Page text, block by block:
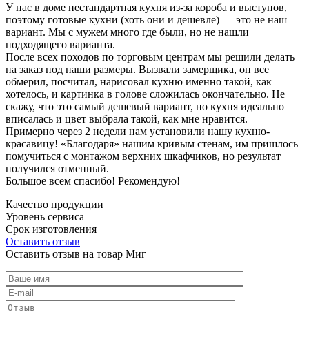
У нас в доме нестандартная кухня из-за короба и выступов,
поэтому готовые кухни (хоть они и дешевле) — это не наш
вариант. Мы с мужем много где были, но не нашли
подходящего варианта.
После всех походов по торговым центрам мы решили делать
на заказ под наши размеры. Вызвали замерщика, он все
обмерил, посчитал, нарисовал кухню именно такой, как
хотелось, и картинка в голове сложилась окончательно. Не
скажу, что это самый дешевый вариант, но кухня идеально
вписалась и цвет выбрала такой, как мне нравится.
Примерно через 2 недели нам установили нашу кухню-
красавицу! «Благодаря» нашим кривым стенам, им пришлось
помучиться с монтажом верхних шкафчиков, но результат
получился отменный.
Большое всем спасибо! Рекомендую!
Качество продукции
Уровень сервиса
Срок изготовления
Оставить отзыв
Оставить отзыв на товар Миг